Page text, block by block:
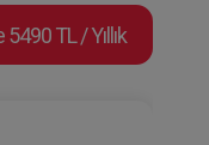
TL / Yıllık